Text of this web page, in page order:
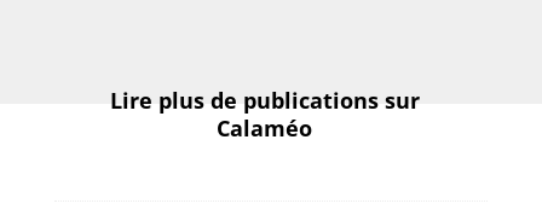
Lire plus de publications sur
Calaméo